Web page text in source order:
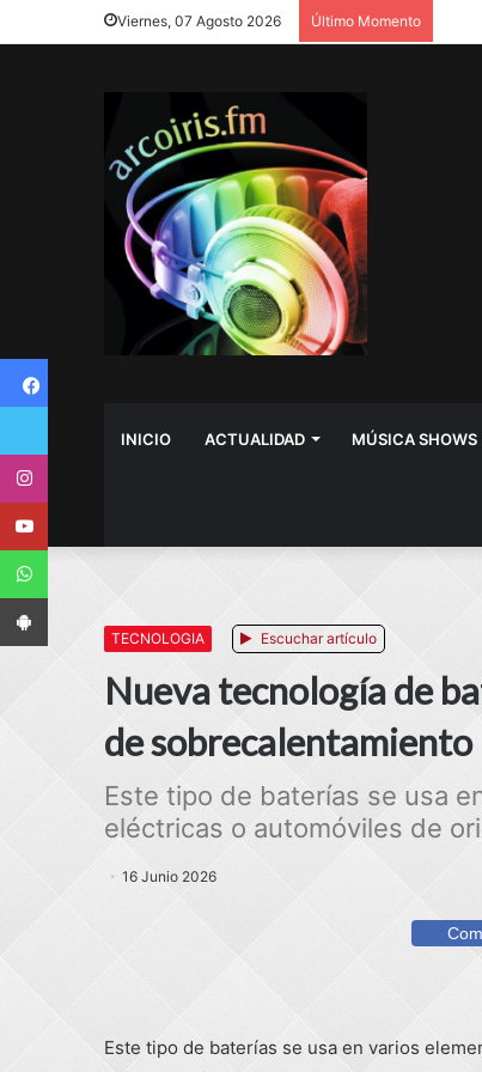
Viernes, 07 Agosto 2026 Último Momento
INICIO ACTUALIDAD MÚSICA SHOWS
TECNOLOGIA Escuchar artículo
Nueva tecnología de
de sobrecalentamiento
Este tipo de baterías se usa
eléctricas o automóviles de
16 Junio 2026
Este tipo de baterías se usa en varios
WhatsApp